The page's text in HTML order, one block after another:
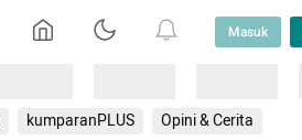
Masuk
kumparanPLUS Opini & Cerita